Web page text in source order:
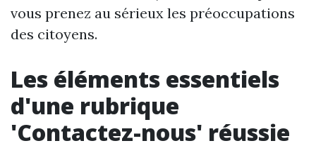
vous prenez au sérieux les préoccupations
des citoyens.
Les éléments essentiels
d'une rubrique
'Contactez-nous' réussie